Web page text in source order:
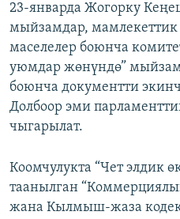
23-январда Жогорку
мыйзамдар, мамлекеттик
маселелер боюнча
уюмдар жөнүндө”
боюнча документти
Долбоор эми
чыгарылат.
Коомчулукта “Чет элдик
таанылган
жана Кылмыш-жаза